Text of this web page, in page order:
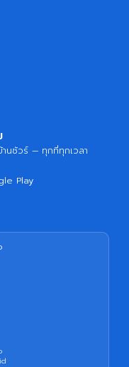
นชัวร์ — ทุกที่ทุกเวลา